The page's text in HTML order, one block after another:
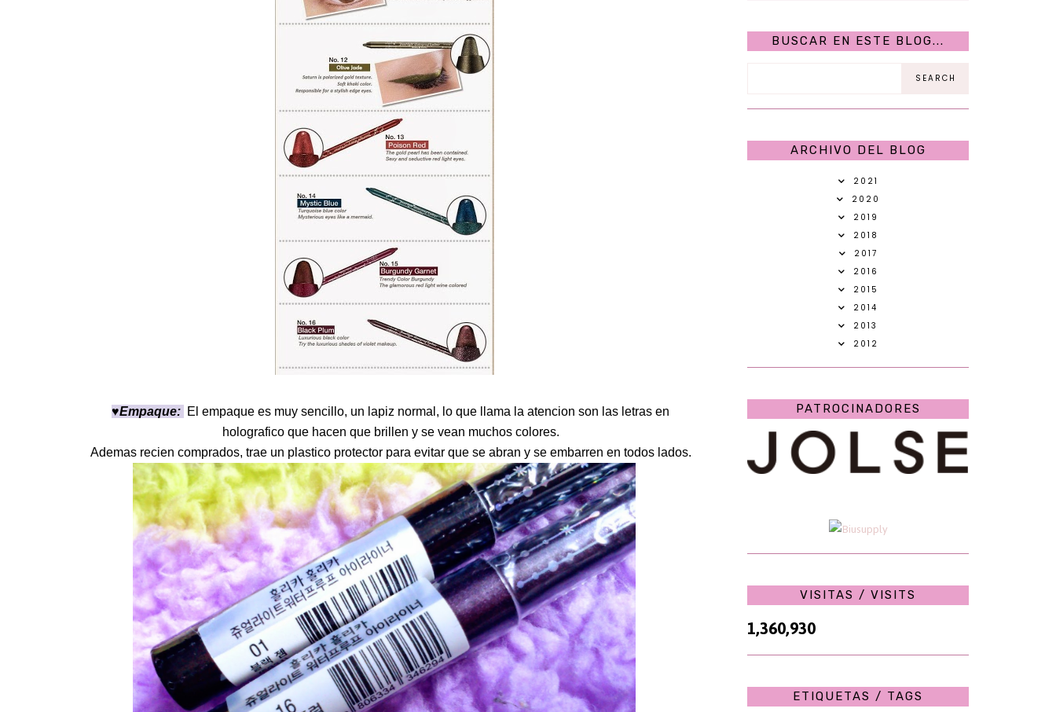
♥Empaque: El empaque es muy sencillo, un lapiz normal, lo que llama la atencion son las letras en
holografico que hacen que brillen y se vean muchos colores.
Ademas recien comprados, trae un plastico protector para evitar que se abran y se embarren en todos lados.
BUSCAR EN ESTE BLOG...
ARCHIVO DEL BLOG
2021
2020
2019
2018
2017
2016
2015
2014
2013
2012
PATROCINADORES
VISITAS / VISITS
1,360,930
ETIQUETAS / TAGS